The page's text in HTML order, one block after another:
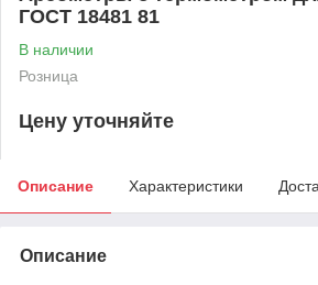
ГОСТ 18481 81
В наличии
Розница
Цену уточняйте
Описание Характеристики
Описание